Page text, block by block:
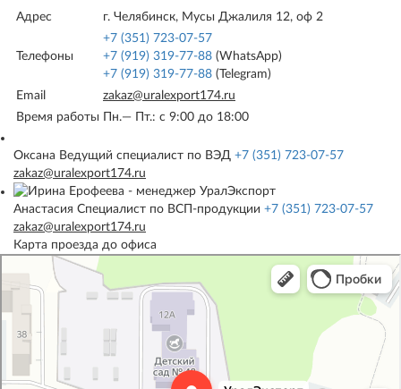
Адрес г. Челябинск, Мусы Джалиля 12, оф 2
Телефоны
+7 (351) 723-07-57
+7 (919) 319-77-88 (WhatsApp)
+7 (919) 319-77-88 (Telegram)
Email
zakaz@uralexport174.ru
Время работы Пн.— Пт.: c 9:00 до 18:00
Оксана Ведущий специалист по ВЭД +7 (351) 723-07-57
zakaz@uralexport174.ru
Анастасия Специалист по ВСП-продукции +7 (351) 723-07-57
zakaz@uralexport174.ru
Карта проезда до офиса
УралЭкспорт
Железнодорожная техника и оборудование в Челябинске